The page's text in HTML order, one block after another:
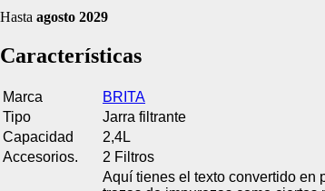
Hasta agosto 2029
Características
Marca
BRITA
Tipo
Jarra filtrante
Capacidad
2,4L
Accesorios.
2 Filtros
Aquí tienes el texto convertido en